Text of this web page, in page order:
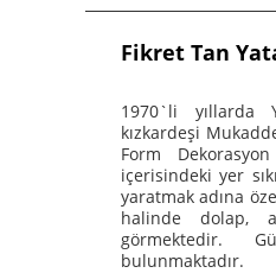
Fikret Tan
1970`li yıllarda
kızkardeşi
Form
içerisindeki yer
yaratmak adına
halinde dolap,
görmektedir.
bulunmaktadır.